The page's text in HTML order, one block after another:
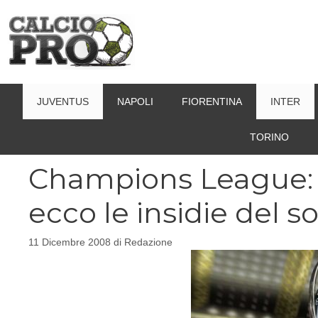
contenuto
JUVENTUS NAPOLI FIORENTINA INTER
TORINO
Champions
ecco le insidie del
11 Dicembre 2008 di Redazione